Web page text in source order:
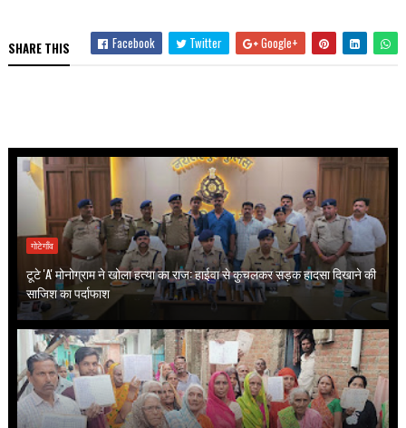
SHARE THIS Facebook Twitter Google+
गोटेगाँव
टूटे 'A' मोनोग्राम ने खोला हत्या का राज: हाईवा से कुचलकर सड़क हादसा दिखाने की
साजिश का पर्दाफाश